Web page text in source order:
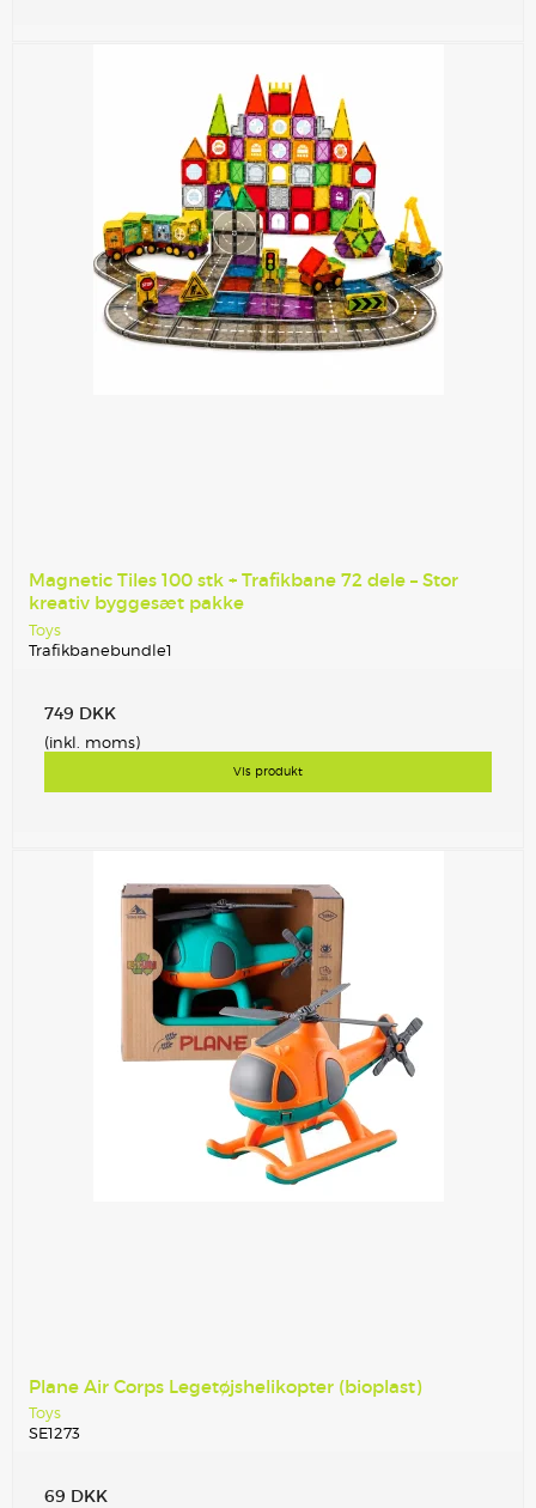
Magnetic Tiles 100 stk + Trafikbane 72 dele – Stor
kreativ byggesæt pakke
Toys
Trafikbanebundle1
749 DKK
(inkl. moms)
Vis produkt
Plane Air Corps Legetøjshelikopter (bioplast)
Toys
SE1273
69 DKK